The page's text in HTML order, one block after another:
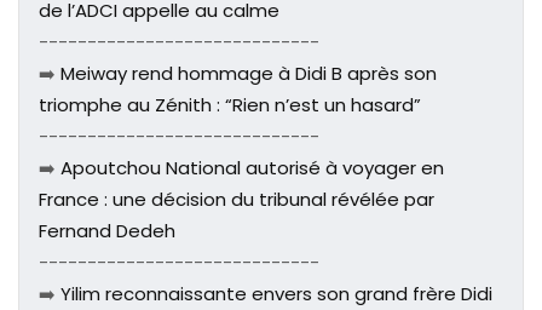
de l’ADCI appelle au calme
-----------------------------
➡️ Meiway rend hommage à Didi B après son
triomphe au Zénith : “Rien n’est un hasard”
-----------------------------
➡️ Apoutchou National autorisé à voyager en
France : une décision du tribunal révélée par
Fernand Dedeh
-----------------------------
➡️ Yilim reconnaissante envers son grand frère Didi